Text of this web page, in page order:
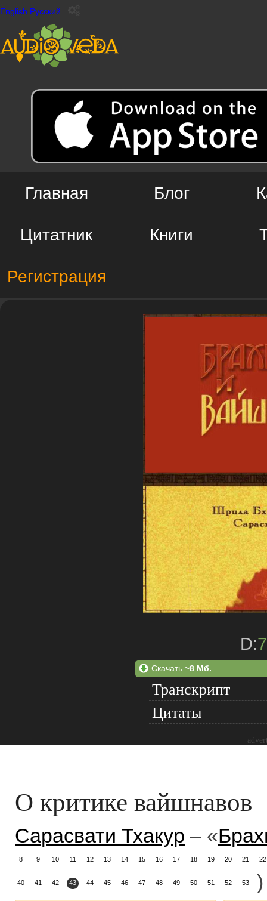
English Русский
Главная Блог
Цитатник Книги
Регистрация
D:
Скачать ~8 Мб.
Транскрипт
Цитаты
О критике вайшнавов
Сарасвати Тхакур – «
8 9 10 11 12 13 14 15 16 17 18 19 20 21 22
40 41 42 43 44 45 46 47 48 49 50 51 52 53
)